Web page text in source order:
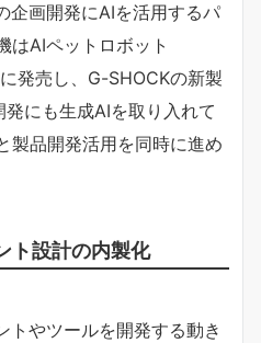
企画開発にAIを活用するパ
はAIペットロボット
発売し、G-SHOCKの新製
にも生成AIを取り入れて
製品開発活用を同時に進め
ト設計の内製化
トやツールを開発する動き